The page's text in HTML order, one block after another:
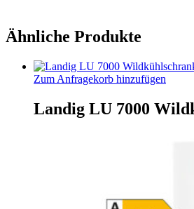
Ähnliche Produkte
Zum Anfragekorb hinzufügen
Landig LU 7000